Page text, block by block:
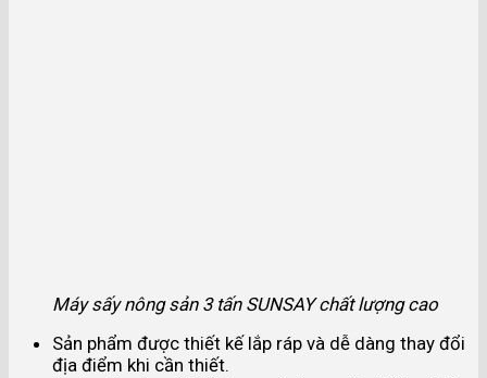
Máy sấy nông sản 3 tấn SUNSAY chất lượng cao
Sản phẩm được thiết kế lắp ráp và dễ dàng thay đổi
địa điểm khi cần thiết.